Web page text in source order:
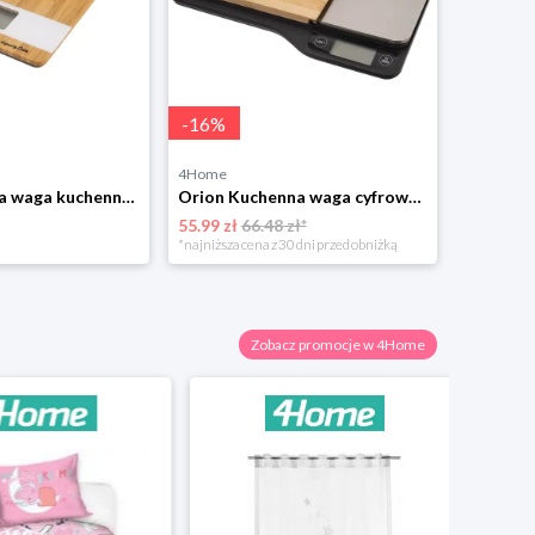
Orion Cyfrowa waga kuchenna Whiteline
-16%
4Home
Orion Kuchenna waga cyfrowa z deską do krojenia
55.99 zł66.48 zł*
*najniższa cena z 30 dni przed obniżką
Zobacz promocje w 4Home